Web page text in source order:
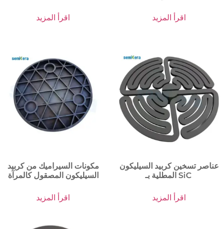
اقرأ المزيد اقرأ المزيد
مكونات السيراميك من كربيد
السيليكون المصقول كالمرآة
اقرأ المزيد
عناصر تسخين كربيد السيليكون
المطلية بـ SiC
اقرأ المزيد